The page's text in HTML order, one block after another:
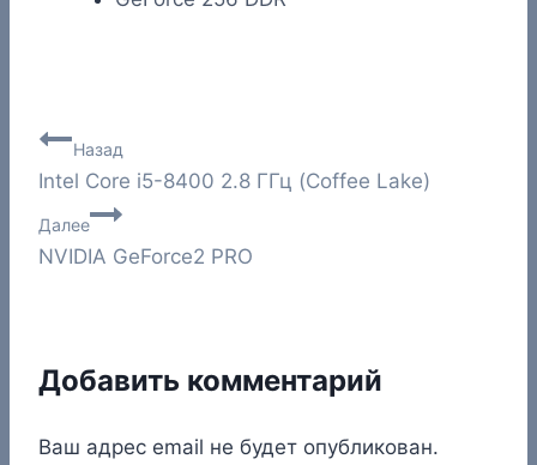
Навигация
по
записям
Назад
Intel Core i5-8400 2.8 ГГц (Coffee Lake)
Далее
NVIDIA GeForce2 PRO
Добавить комментарий
Ваш адрес email не будет опубликован.